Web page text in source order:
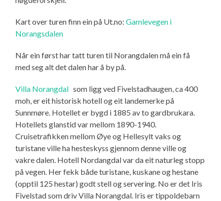
Kart over turen finn ein på Ut.no:Gamlevegen i
Norangsdalen
Når ein først har tatt turen til Norangdalen må ein få
med seg alt det dalen har å by på.
Villa Norangdalsom ligg ved Fivelstadhaugen, ca 400
moh, er eit historisk hotell og eit landemerke på
Sunnmøre. Hotellet er bygd i 1885 av to gardbrukara.
Hotellets glanstid var mellom 1890-1940.
Cruisetrafikken mellom Øye og Hellesylt vaks og
turistane ville ha hesteskyss gjennom denne ville og
vakre dalen. Hotell Nordangdal var da eit naturleg stopp
på vegen. Her fekk både turistane, kuskane og hestane
(opptil 125 hestar) godt stell og servering. No er det Iris
Fivelstad som driv Villa Norangdal. Iris er tippoldebarn